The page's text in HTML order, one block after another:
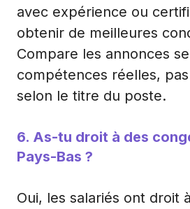
avec expérience ou
obtenir de meilleures
Compare les annonces
compétences réelles,
selon le titre du poste.
6. As-tu droit à des
Pays-Bas ?
Oui, les salariés ont droit